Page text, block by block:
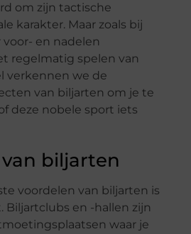
om zijn tactische
karakter. Maar zoals bij
voor- en nadelen
regelmatig spelen van
verkennen we de
van biljarten om je te
deze nobele sport iets
biljarten
voordelen van biljarten is
Biljartclubs en -hallen zijn
waar je